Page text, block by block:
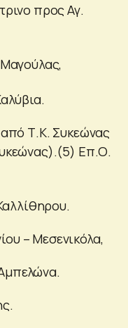
προς Αγ.
Τ.Κ. Συκεώνας
Επ.Ο.
– Μεσενικόλα,